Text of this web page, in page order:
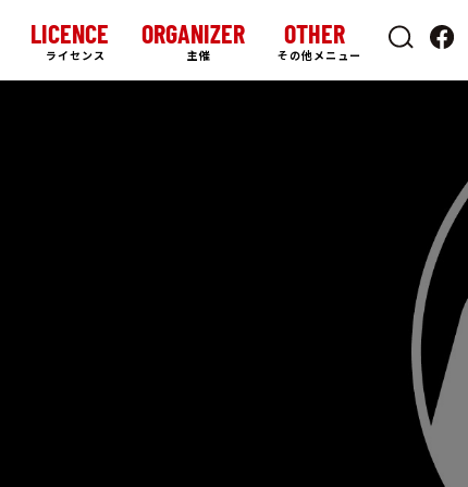
LICENCE
ライセンス
ORGANIZER
主催
OTHER
その他メニュー